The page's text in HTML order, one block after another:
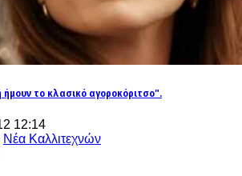
το κλασικό αγοροκόριτσο".
12:14
Νέα Καλλιτεχνών